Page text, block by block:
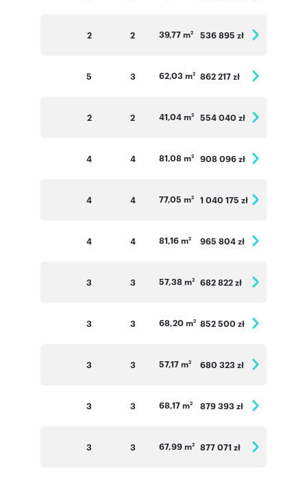
2 2 39,77 m2 536 895 zł
5 3 62,03 m2 862 217 zł
2 2 41,04 m2 554 040 zł
4 4 81,08 m2 908 096 zł
4 4 77,05 m2 1 040 175 zł
4 4 81,16 m2 965 804 zł
3 3 57,38 m2 682 822 zł
3 3 68,20 m2 852 500 zł
3 3 57,17 m2 680 323 zł
3 3 68,17 m2 879 393 zł
3 3 67,99 m2 877 071 zł